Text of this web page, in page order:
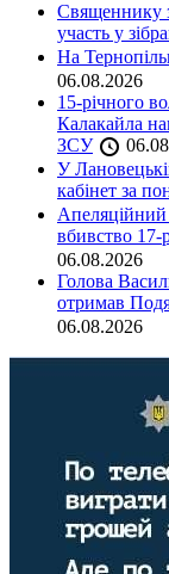
Священнику
участь у
На
06.08.2026
15-річного
Калакайла
ЗСУ
У
кабінет за
Апеляційний
вбивство 17-
06.08.2026
Голова
отримав
06.08.2026